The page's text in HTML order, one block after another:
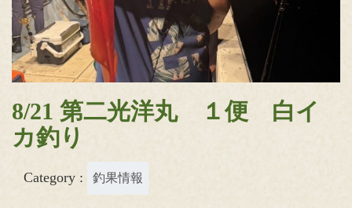
8/21 第二光洋丸 １便 白イ
カ釣り
Category : 釣果情報